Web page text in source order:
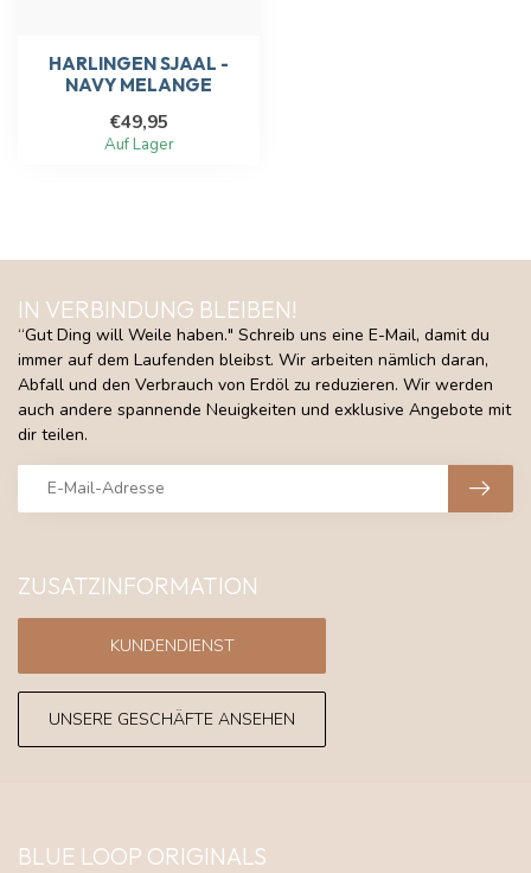
HARLINGEN SJAAL -
NAVY MELANGE
€49,95
Auf Lager
ZUSATZINFORMATION
KUNDENDIENST
UNSERE GESCHÄFTE ANSEHEN
IN VERBINDUNG BLEIBEN!
“Gut Ding will Weile haben." Schreib uns eine E-Mail, damit du
immer auf dem Laufenden bleibst. Wir arbeiten nämlich daran,
Abfall und den Verbrauch von Erdöl zu reduzieren. Wir werden
auch andere spannende Neuigkeiten und exklusive Angebote mit
dir teilen.
BLUE LOOP ORIGINALS